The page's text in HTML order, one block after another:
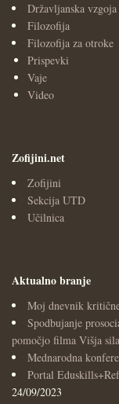
Državljanska
Filozofija
Filozofija za otroke
Prispevki
Vaje
Video
Zofijini.net
Zofijini
Sekcija UTD
Učilnica
Aktualno branje
Moj dnevnik
Spodbujanje
pomočjo filma Višja sila
Mednarodna
Portal
24/09/2023